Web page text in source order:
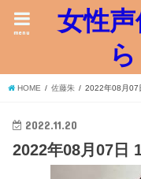
女性
menu
HOME 佐藤朱 2022年08月
2022.11.20
2022年08月07日